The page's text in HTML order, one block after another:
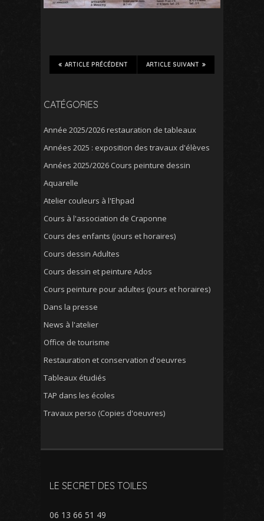
ARTICLE SUIVANT
ARTICLE PRÉCÉDENT
CATÉGORIES
Année 2025/2026 restauration de tableaux
Années 2025 : exposition des travaux d'élèves
Années 2025/2026 Cours peinture dessin
Aquarelle
Atelier couleurs à l'Ehpad
Cours à l'association de Craponne
Cours des enfants (jours et horaires)
Cours dessin Adultes
Cours dessin et peinture Ados
Cours peinture pour adultes (jours et horaires)
Dans la presse
News à l'atelier
Office de tourisme
Restauration et conservation d'oeuvres
Tableaux étudiés
TAP dans les écoles
Travaux perso (Copies d'oeuvres)
LE SECRET DES TOILES
06 13 66 51 49